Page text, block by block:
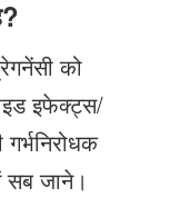
को
इफेक्ट्स/
सब जाने।